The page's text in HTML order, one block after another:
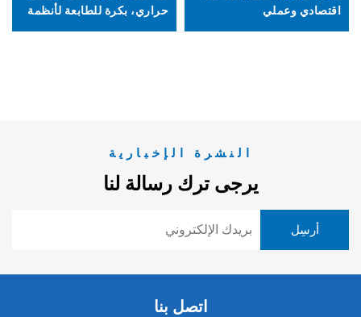
اقتصادي وعملي
حراري، بكرة للطابعة لأنظمة
النشرة الإخبارية
يرجى ترك رسالة لنا
اتصل بنا